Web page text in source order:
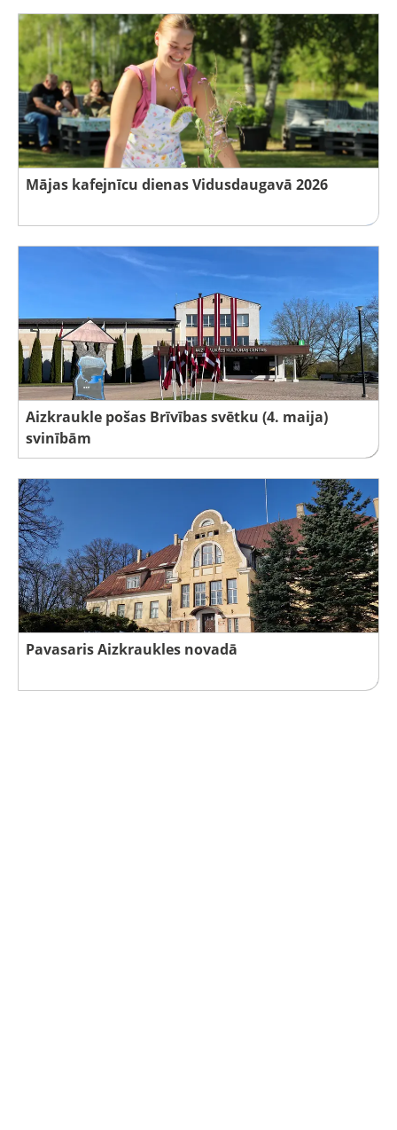
Mājas kafejnīcu dienas Vidusdaugavā 2026
Aizkraukle pošas Brīvības svētku (4. maija)
svinībām
Pavasaris Aizkraukles novadā